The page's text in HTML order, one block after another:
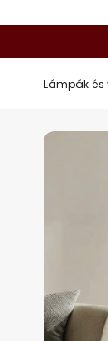
Lámpák
Ugrás